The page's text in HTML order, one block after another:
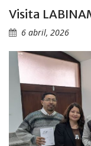
Visita
6 abril, 2026